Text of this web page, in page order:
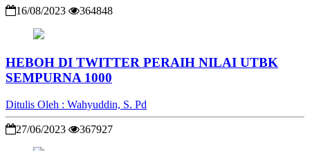
16/08/2023 364848
HEBOH DI TWITTER PERAIH NILAI UTBK
SEMPURNA 1000
Ditulis Oleh : Wahyuddin, S. Pd
27/06/2023 367927